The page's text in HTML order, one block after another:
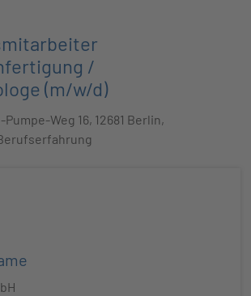
/
(m/w/d)
Weg 16, 12681 Berlin,